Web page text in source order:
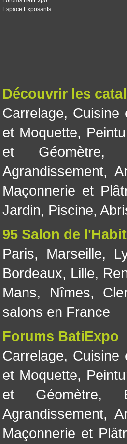
Espace Exposants
Découvrir les
Carrelage, Cuisine
et Moquette,
et Géomètre,
Agrandissement,
Maçonnerie et
Jardin, Piscine,
95 Salon de
Paris, Marseille,
Bordeaux, Lille,
Mans, Nîmes,
salons en France
Forums BatiExpo
Carrelage, Cuisine
et Moquette,
et Géomètre,
Agrandissement,
Maçonnerie et